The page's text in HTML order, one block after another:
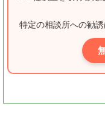
特定の相談所への勧